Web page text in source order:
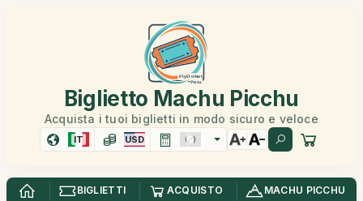
Biglietto Machu Picchu
Acquista i tuoi biglietti in modo sicuro e veloce
IT USD
BIGLIETTI ACQUISTO
MACHU PICCHU